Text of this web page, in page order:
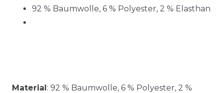
92 % Baumwolle, 6 % Polyester, 2 % Elasthan
Material: 92 % Baumwolle, 6 % Polyester, 2 %